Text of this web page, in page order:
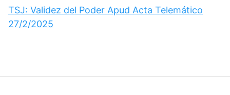
TSJ: Validez del Poder Apud Acta Telemático
27/2/2025